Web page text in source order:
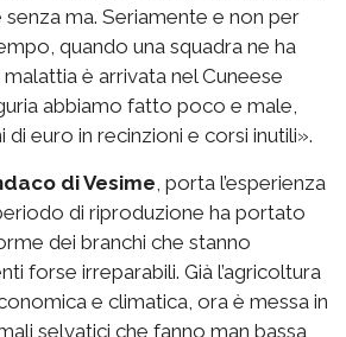
senza ma. Seriamente e non per
quando una squadra ne ha
è arrivata nel Cuneese
abbiamo fatto poco e male,
euro in recinzioni e corsi inutili».
di Vesime , porta l’esperienza
di riproduzione ha portato
dei branchi che stanno
forse irreparabili. Già l’agricoltura
e climatica, ora è messa in
selvatici che fanno man bassa